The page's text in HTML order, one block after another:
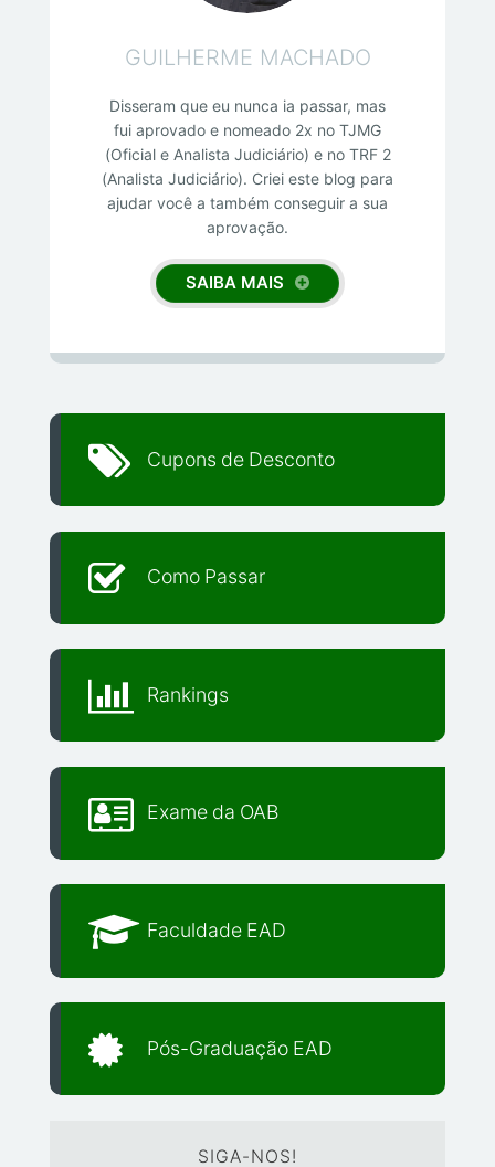
GUILHERME MACHADO
Disseram que eu nunca ia passar, mas
fui aprovado e nomeado 2x no TJMG
(Oficial e Analista Judiciário) e no TRF 2
(Analista Judiciário). Criei este blog para
ajudar você a também conseguir a sua
aprovação.
SAIBA MAIS
Cupons de Desconto
Como Passar
Rankings
Exame da OAB
Faculdade EAD
Pós-Graduação EAD
SIGA-NOS!